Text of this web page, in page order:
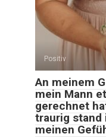
Positiv
An meinem
mein Mann
gerechnet
traurig stand
meinen